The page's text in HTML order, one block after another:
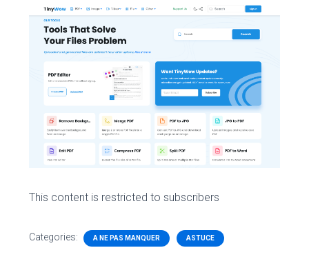
This content is restricted to subscribers
Categories: A NE PAS MANQUER ASTUCE